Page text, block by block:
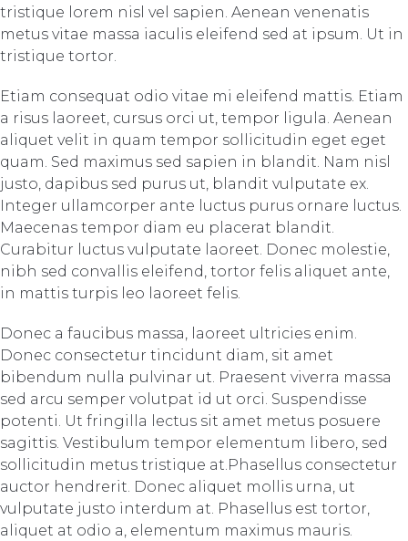
tristique lorem nisl vel sapien. Aenean venenatis
metus vitae massa iaculis eleifend sed at ipsum. Ut in
tristique tortor.
Etiam consequat odio vitae mi eleifend mattis. Etiam
a risus laoreet, cursus orci ut, tempor ligula. Aenean
aliquet velit in quam tempor sollicitudin eget eget
quam. Sed maximus sed sapien in blandit. Nam nisl
justo, dapibus sed purus ut, blandit vulputate ex.
Integer ullamcorper ante luctus purus ornare luctus.
Maecenas tempor diam eu placerat blandit.
Curabitur luctus vulputate laoreet. Donec molestie,
nibh sed convallis eleifend, tortor felis aliquet ante,
in mattis turpis leo laoreet felis.
Donec a faucibus massa, laoreet ultricies enim.
Donec consectetur tincidunt diam, sit amet
bibendum nulla pulvinar ut. Praesent viverra massa
sed arcu semper volutpat id ut orci. Suspendisse
potenti. Ut fringilla lectus sit amet metus posuere
sagittis. Vestibulum tempor elementum libero, sed
sollicitudin metus tristique at.Phasellus consectetur
auctor hendrerit. Donec aliquet mollis urna, ut
vulputate justo interdum at. Phasellus est tortor,
aliquet at odio a, elementum maximus mauris.